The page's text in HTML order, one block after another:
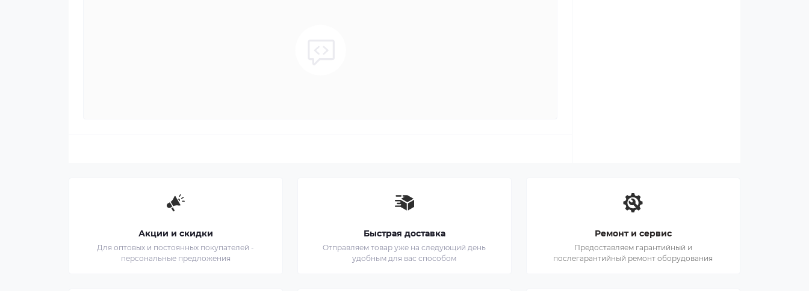
Акции и скидки
Для оптовых и постоянных покупателей -
персональные предложения
Быстрая доставка
Отправляем товар уже на следующий день
удобным для вас способом
Ремонт и сервис
Предоставляем гарантийный и
послегарантийный ремонт оборудования